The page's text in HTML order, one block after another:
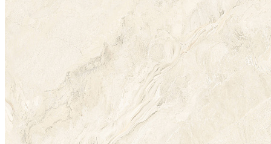
Шпатлюем трещины и обрабатываем всю
поверхность грунтовкой глубокого проникновения или
адгезионной эмульсией
РЕЗКА
Для получения прямой кромки у плит используем
плиткорез. Для вырезки круглых отверстий - дрель с
насадкой-фрезой, которая имеет алмазное напыление
КЛЕЕВАЯ СМЕСЬ